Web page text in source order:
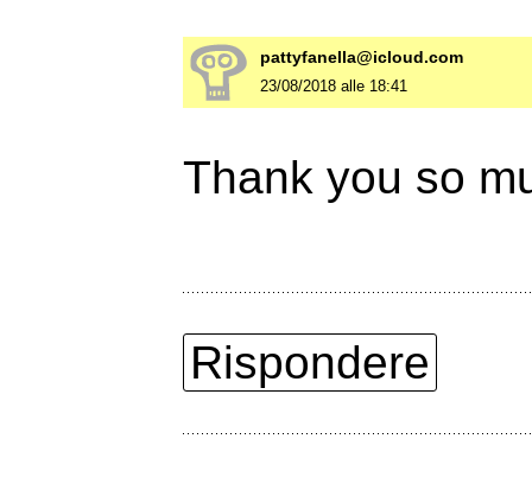
pattyfanella@icloud.com
23/08/2018 alle 18:41
Thank you so
Rispondere